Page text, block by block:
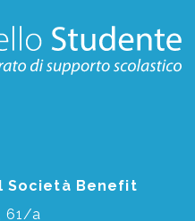
Società Benefit
61/a